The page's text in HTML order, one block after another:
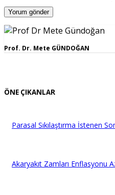
Prof. Dr. Mete GÜNDOĞAN
ÖNE ÇIKANLAR
Parasal Sıkılaştırma İstenen
Akaryakıt Zamları Enflasyonu